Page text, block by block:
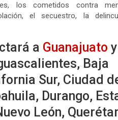
los cometidos contra
el secuestro, la
a Guanajuato
Baja
Sur, Ciudad
Durango,
León,